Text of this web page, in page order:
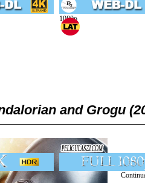
and Grogu